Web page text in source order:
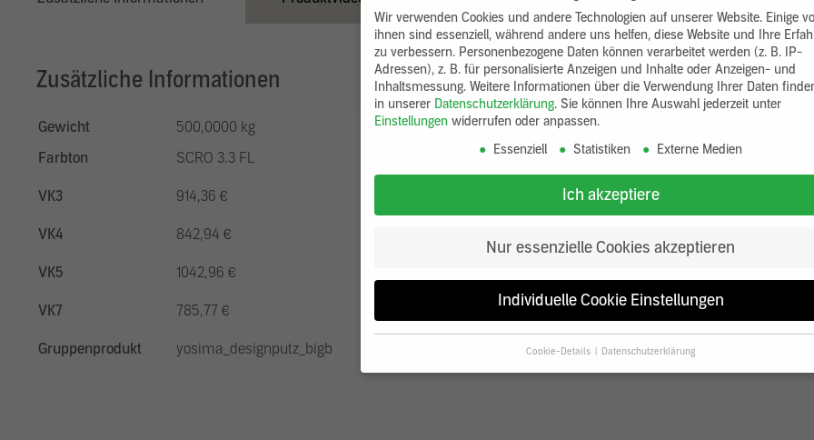
Zusätzliche Informationen
Gewicht
500,0000 kg
Farbton
SCRO 3.3 FL
VK3 914,36 €
VK4 842,94 €
VK5 1042,96 €
VK7 785,77 €
Gruppenprodukt yosima_designputz_bigb
Wir verwenden Cookies und andere Technologien auf unserer Website. Einige
ihnen sind essenziell, während andere uns helfen, diese Website und Ihre
zu verbessern. Personenbezogene Daten können verarbeitet werden (z. B. IP-
Adressen), z. B. für personalisierte Anzeigen und Inhalte oder Anzeigen- und
Inhaltsmessung. Weitere Informationen über die Verwendung Ihrer Daten
in unserer Datenschutzerklärung. Sie können Ihre Auswahl jederzeit unter
Einstellungen widerrufen oder anpassen.
Essenziell
Statistiken Externe Medien
Ich akzeptiere
Nur essenzielle Cookies akzeptieren
Individuelle Cookie Einstellungen
Cookie-Details Datenschutzerklärung
Datenschutzeinstellungen